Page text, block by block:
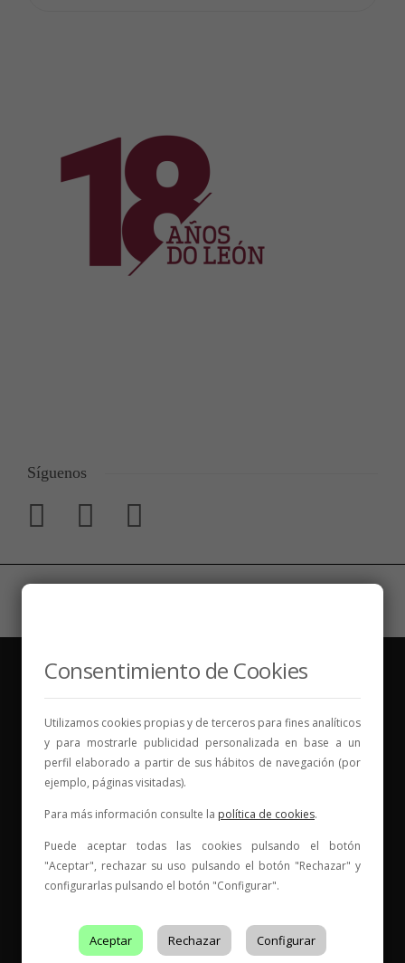
Síguenos
Vinos para compartir historias
nueva historia.
* Web con contenido para mayores de 18 años
Consentimiento de Cookies
Utilizamos cookies propias y de terceros para fines analíticos
y para mostrarle publicidad personalizada en base a un
perfil elaborado a partir de sus hábitos de navegación (por
ejemplo, páginas visitadas).
Para más información consulte la política de cookies.
Puede aceptar todas las cookies pulsando el botón
"Aceptar", rechazar su uso pulsando el botón "Rechazar" y
configurarlas pulsando el botón "Configurar".
Aceptar Rechazar Configurar